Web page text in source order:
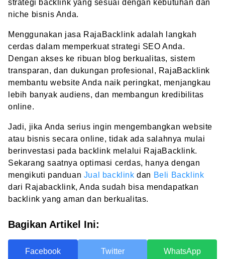
strategi backlink yang sesuai dengan kebutuhan dan
niche bisnis Anda.
Menggunakan jasa RajaBacklink adalah langkah
cerdas dalam memperkuat strategi SEO Anda.
Dengan akses ke ribuan blog berkualitas, sistem
transparan, dan dukungan profesional, RajaBacklink
membantu website Anda naik peringkat, menjangkau
lebih banyak audiens, dan membangun kredibilitas
online.
Jadi, jika Anda serius ingin mengembangkan website
atau bisnis secara online, tidak ada salahnya mulai
berinvestasi pada backlink melalui RajaBacklink.
Sekarang saatnya optimasi cerdas, hanya dengan
mengikuti panduan Jual backlink dan Beli Backlink
dari Rajabacklink, Anda sudah bisa mendapatkan
backlink yang aman dan berkualitas.
Bagikan Artikel Ini:
Facebook Twitter WhatsApp